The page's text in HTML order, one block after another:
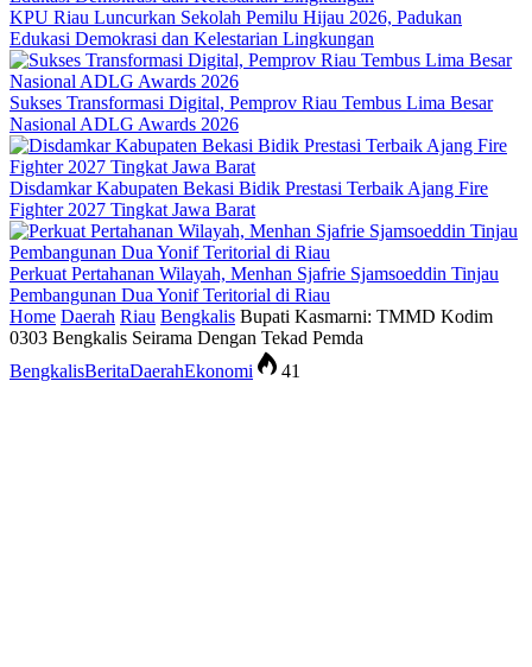
KPU Riau Luncurkan Sekolah Pemilu Hijau 2026, Padukan
Edukasi Demokrasi dan Kelestarian Lingkungan
Sukses Transformasi Digital, Pemprov Riau Tembus Lima Besar
Nasional ADLG Awards 2026
Disdamkar Kabupaten Bekasi Bidik Prestasi Terbaik Ajang Fire
Fighter 2027 Tingkat Jawa Barat
Perkuat Pertahanan Wilayah, Menhan Sjafrie Sjamsoeddin Tinjau
Pembangunan Dua Yonif Teritorial di Riau
Home Daerah Riau Bengkalis Bupati Kasmarni: TMMD Kodim
0303 Bengkalis Seirama Dengan Tekad Pemda
BengkalisBeritaDaerahEkonomi 41